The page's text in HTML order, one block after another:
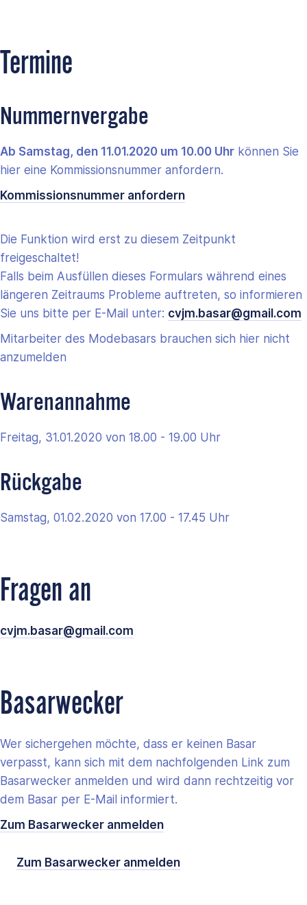
Termine
Nummernvergabe
Ab Samstag, den 11.01.2020 um 10.00 Uhr können Sie
hier eine Kommissionsnummer anfordern.
Kommissionsnummer anfordern
Die Funktion wird erst zu diesem Zeitpunkt
freigeschaltet!
Falls beim Ausfüllen dieses Formulars während eines
längeren Zeitraums Probleme auftreten, so informieren
Sie uns bitte per E-Mail unter: cvjm.basar@gmail.com
Mitarbeiter des Modebasars brauchen sich hier nicht
anzumelden
Warenannahme
Freitag, 31.01.2020 von 18.00 - 19.00 Uhr
Rückgabe
Samstag, 01.02.2020 von 17.00 - 17.45 Uhr
Fragen an
cvjm.basar@gmail.com
Basarwecker
Wer sichergehen möchte, dass er keinen Basar
verpasst, kann sich mit dem nachfolgenden Link zum
Basarwecker anmelden und wird dann rechtzeitig vor
dem Basar per E-Mail informiert.
Zum Basarwecker anmelden
Zum Basarwecker anmelden